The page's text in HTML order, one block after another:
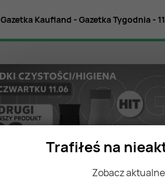
Trafiłeś na
Zobacz
Gazetka Kaufland - Gazetka Tygodnia -